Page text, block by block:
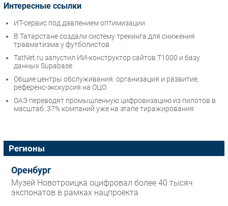
Интересные ссылки
ИТ-сервис под давлением оптимизации
В Татарстане создали систему трекинга для снижения
травматизма у футболистов
TatNet.ru запустил ИИ-конструктор сайтов T1000 и базу
данных Supabase
Общие центры обслуживания: организация и развитие,
референс-экскурсия на ОЦО
ОАЭ переводят промышленную цифровизацию из пилотов в
масштаб: 37% компаний уже на этапе тиражирования
Регионы
Оренбург
Музей Новотроицка оцифровал более 40 тысяч
экспонатов в рамках нацпроекта